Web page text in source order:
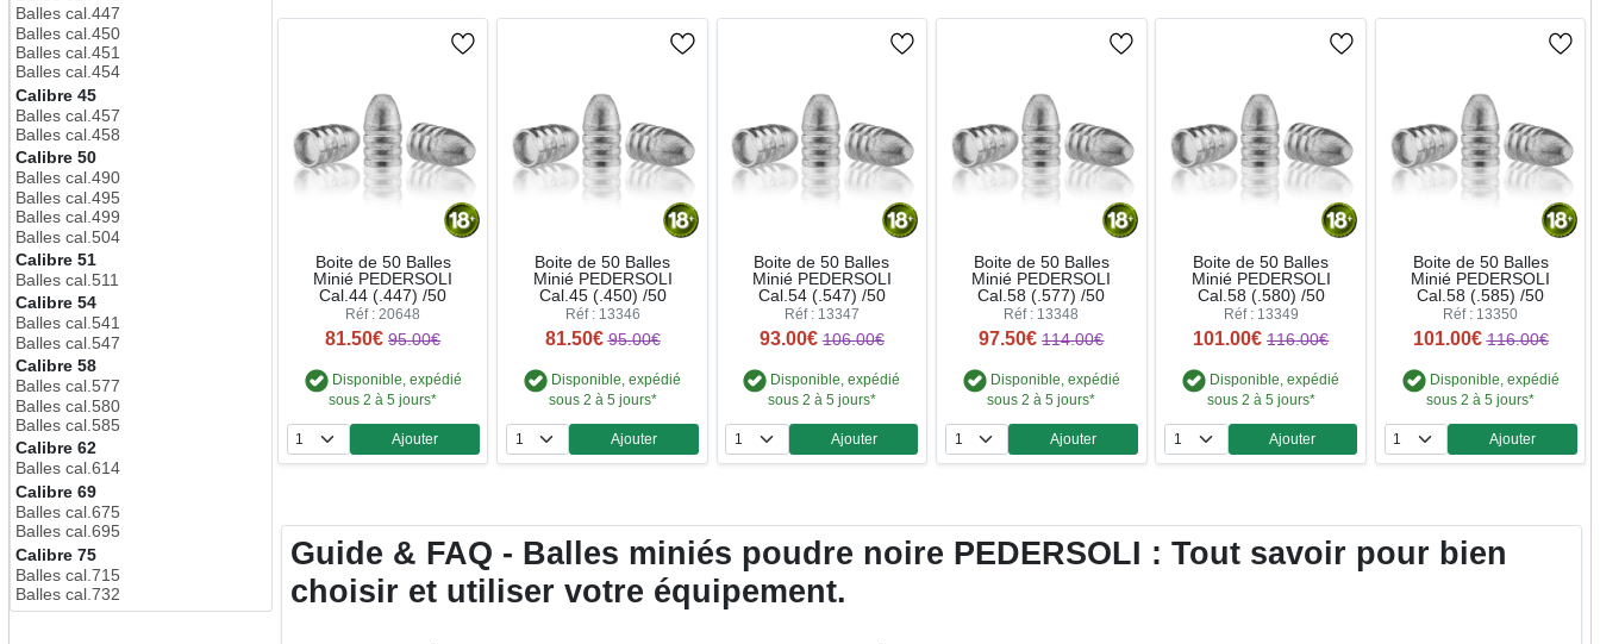
Balles cal.447
Balles cal.450
Balles cal.451
Balles cal.454
Calibre 45
Balles cal.457
Balles cal.458
Calibre 50
Balles cal.490
Balles cal.495
Balles cal.499
Balles cal.504
Calibre 51
Balles cal.511
Calibre 54
Balles cal.541
Balles cal.547
Calibre 58
Balles cal.577
Balles cal.580
Balles cal.585
Calibre 62
Balles cal.614
Calibre 69
Balles cal.675
Balles cal.695
Calibre 75
Balles cal.715
Balles cal.732
Boite de 50 Balles
Minié PEDERSOLI
Cal.44 (.447) /50
Réf : 20648
81.50€ 95.00€
Disponible, expédié
sous 2 à 5 jours*
Quantité
Ajouter
Boite de 50 Balles
Minié PEDERSOLI
Cal.45 (.450) /50
Réf : 13346
81.50€ 95.00€
Disponible, expédié
sous 2 à 5 jours*
Quantité
Ajouter
Boite de 50 Balles
Minié PEDERSOLI
Cal.54 (.547) /50
Réf : 13347
93.00€ 106.00€
Disponible, expédié
sous 2 à 5 jours*
Quantité
Ajouter
Boite de 50 Balles
Minié PEDERSOLI
Cal.58 (.577) /50
Réf : 13348
97.50€ 114.00€
Disponible, expédié
sous 2 à 5 jours*
Quantité
Ajouter
Boite de 50 Balles
Minié PEDERSOLI
Cal.58 (.580) /50
Réf : 13349
101.00€ 116.00€
Disponible, expédié
sous 2 à 5 jours*
Quantité
Ajouter
Boite de 50 Balles
Minié PEDERSOLI
Cal.58 (.585) /50
Réf : 13350
101.00€ 116.00€
Disponible, expédié
sous 2 à 5 jours*
Quantité
Ajouter
Guide & FAQ - Balles miniés poudre noire PEDERSOLI : Tout savoir pour bien
choisir et utiliser votre équipement.